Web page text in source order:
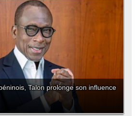
Talon prolonge son influence